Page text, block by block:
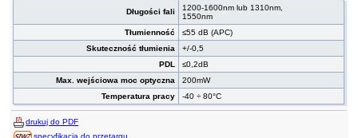
Długości fali
1200-1600nm lub 1310nm,
1550nm
Tłumienność
≤55 dB (APC)
Skuteczność tłumienia
+/-0,5
PDL
≤0,2dB
Max. wejściowa moc optyczna
200mW
Temperatura pracy
-40 ÷ 80°C
drukuj do PDF
specyfikacja do przetargu